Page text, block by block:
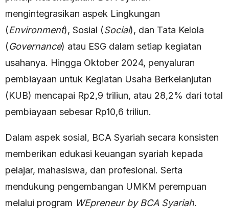
mengintegrasikan aspek Lingkungan
(Environment), Sosial (Social), dan Tata Kelola
(Governance) atau ESG dalam setiap kegiatan
usahanya. Hingga Oktober 2024, penyaluran
pembiayaan untuk Kegiatan Usaha Berkelanjutan
(KUB) mencapai Rp2,9 triliun, atau 28,2% dari total
pembiayaan sebesar Rp10,6 triliun.
Dalam aspek sosial, BCA Syariah secara konsisten
memberikan edukasi keuangan syariah kepada
pelajar, mahasiswa, dan profesional. Serta
mendukung pengembangan UMKM perempuan
melalui program WEpreneur by BCA Syariah.